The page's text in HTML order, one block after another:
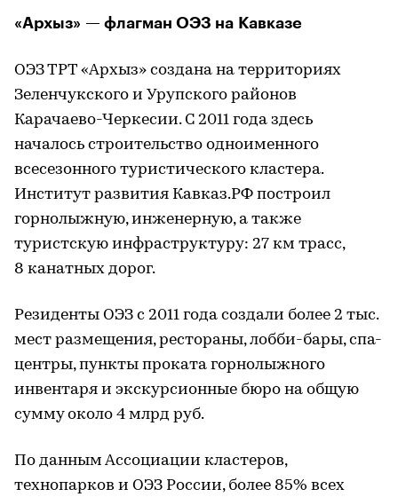
«Архыз» — флагман ОЭЗ на Кавказе
ОЭЗ ТРТ «Архыз» создана на территориях
Зеленчукского и Урупского районов
Карачаево-Черкесии. С 2011 года здесь
началось строительство одноименного
всесезонного туристического кластера.
Институт развития Кавказ.РФ построил
горнолыжную, инженерную, а также
туристскую инфраструктуру: 27 км трасс,
8 канатных дорог.
Резиденты ОЭЗ с 2011 года создали более 2 тыс.
мест размещения, рестораны, лобби-бары, спа-
центры, пункты проката горнолыжного
инвентаря и экскурсионные бюро на общую
сумму около 4 млрд руб.
По данным Ассоциации кластеров,
технопарков и ОЭЗ России, более 85% всех